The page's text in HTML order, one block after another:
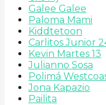
Galee Galee
Paloma Mami
Kiddtetoon
Carlitos Junior
Kevin Martes 13
Julianno Sosa
Polimá
Jona Kapazio
Pailita